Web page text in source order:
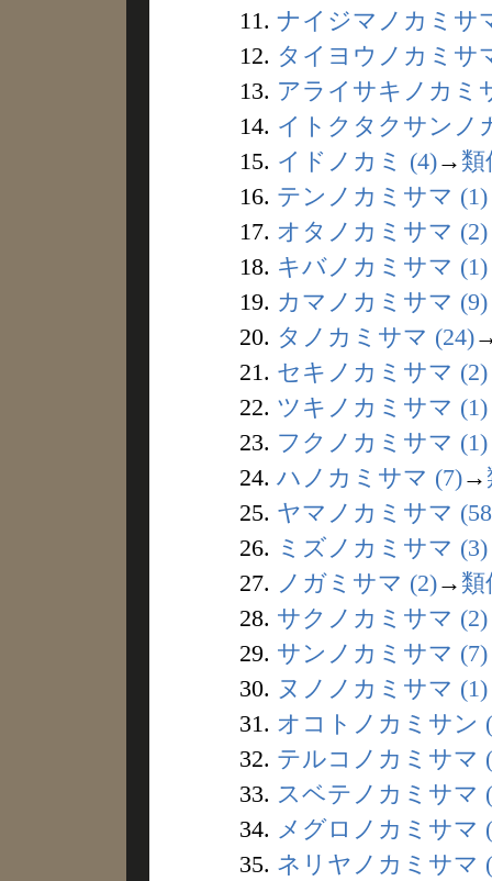
11. ナイジマノカミサ
12. タイヨウノカミサ
13. アライサキノカミ
14. イトクタクサンノ
15. イドノカミ (4)→ 類
16. テンノカミサマ (1)
17. オタノカミサマ (2)
18. キバノカミサマ (1)
19. カマノカミサマ (9)
20. タノカミサマ (24)
21. セキノカミサマ (2)
22. ツキノカミサマ (1)
23. フクノカミサマ (1)
24. ハノカミサマ (7)→
25. ヤマノカミサマ
26. ミズノカミサマ (3)
27. ノガミサマ (2)→ 類
28. サクノカミサマ (2)
29. サンノカミサマ (7)
30. ヌノノカミサマ (1)
31. オコトノカミサン
32. テルコノカミサマ
33. スベテノカミサマ
34. メグロノカミサマ
35. ネリヤノカミサマ